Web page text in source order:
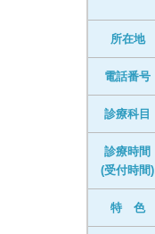
所在地
電話番号
診療科目
診療時間
(受付時間)
特 色